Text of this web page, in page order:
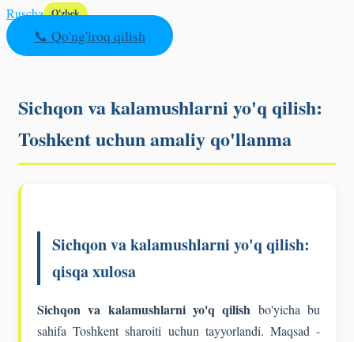
Ruscha O'zbek
📞 Qo'ng'iroq qilish
Sichqon va kalamushlarni yo'q qilish:
Toshkent uchun amaliy qo'llanma
Sichqon va kalamushlarni yo'q qilish:
qisqa xulosa
Sichqon va kalamushlarni yo'q qilish bo'yicha bu
sahifa Toshkent sharoiti uchun tayyorlandi. Maqsad -